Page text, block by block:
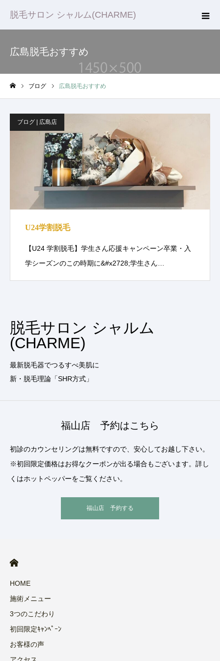
脱毛サロン シャルム(CHARME)
広島脱毛おすすめ
ブログ 広島脱毛おすすめ
ブログ | 広島店
U24学割脱毛
【U24 学割脱毛】学生さん応援キャンペーン卒業・入
学シーズンのこの時期に&#x2728;学生さん…
脱毛サロン シャルム
(CHARME)
最新脱毛器でつるすべ美肌に
新・脱毛理論「SHR方式」
福山店 予約はこちら
初診のカウンセリングは無料ですので、安心してお越し下さい。
※初回限定価格はお得なクーポンが出る場合もございます。詳し
くはホットペッパーをご覧ください。
福山店 予約する
HOME
施術メニュー
3つのこだわり
初回限定ｷｬﾝﾍﾟｰﾝ
お客様の声